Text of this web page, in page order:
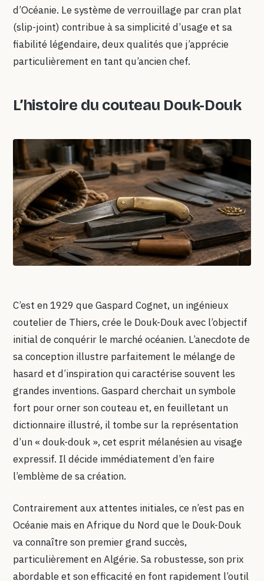
d’Océanie. Le système de verrouillage par cran plat
(slip-joint) contribue à sa simplicité d’usage et sa
fiabilité légendaire, deux qualités que j’apprécie
particulièrement en tant qu’ancien chef.
L’histoire du couteau Douk-Douk
C’est en 1929 que Gaspard Cognet, un ingénieux
coutelier de Thiers, crée le Douk-Douk avec l’objectif
initial de conquérir le marché océanien. L’anecdote de
sa conception illustre parfaitement le mélange de
hasard et d’inspiration qui caractérise souvent les
grandes inventions. Gaspard cherchait un symbole
fort pour orner son couteau et, en feuilletant un
dictionnaire illustré, il tombe sur la représentation
d’un « douk-douk », cet esprit mélanésien au visage
expressif. Il décide immédiatement d’en faire
l’emblème de sa création.
Contrairement aux attentes initiales, ce n’est pas en
Océanie mais en Afrique du Nord que le Douk-Douk
va connaître son premier grand succès,
particulièrement en Algérie. Sa robustesse, son prix
abordable et son efficacité en font rapidement l’outil